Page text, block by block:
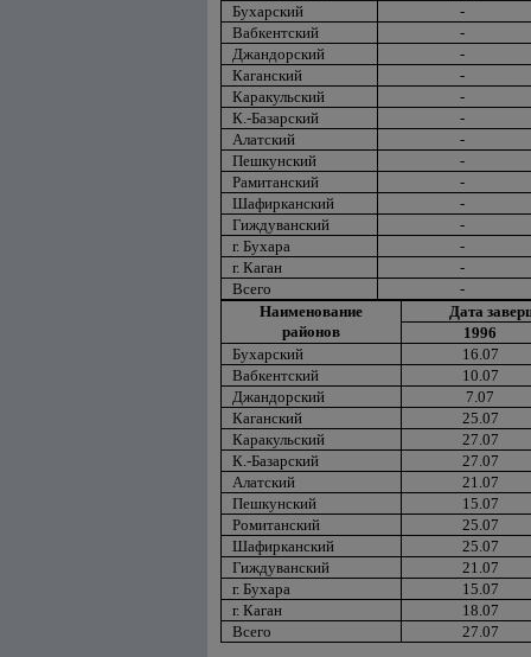
Бухарский
-
Вабкентский
-
Джандорский
-
Каганский
-
Каракульский
-
К.-Базарский
-
Алатский
-
Пешкунский
-
Рамитанский
-
Шафирканский
-
Гиждуванский
-
г. Бухара
-
г. Каган
-
Всего
-
Наименование
районов
Дата
1996
Бухарский
16.07
Вабкентский
10.07
Джандорский
7.07
Каганский
25.07
Каракульский
27.07
К.-Базарский
27.07
Алатский
21.07
Пешкунский
15.07
Ромитанский
25.07
Шафирканский
25.07
Гиждуванский
21.07
г. Бухара
15.07
г. Каган
18.07
Всего
27.07